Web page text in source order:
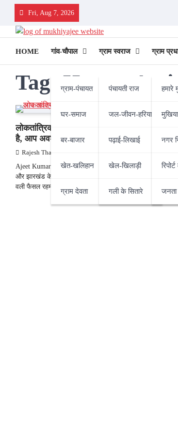
content
Fri, Aug 7, 2026
HOME गांव-चौपाल
ग्राम-पंचायत
घर-समाज
बर-बाजार
खेत-खलिहान
ग्राम देवता
ग्राम स्वराज
पंचायती राज
जल-जीवन-हरियाली
पढ़ाई-लिखाई
खेल-खिलाड़ी
गली के सितारे
ग्राम
हमारे
नगर
जनता
Tag:Hazrat
लोकतांत्रिक व्यवस्था में मतदान राष्ट्रीय कर्तव्य
है, आप अवश्य वोट डालें : हजरत अमीर शरीयत
Rajesh Thakur
Ajeet Kumar / Patna : इमारत-ए-शरिया, बिहार, ओडिशा
और झारखंड के अमीर-ए-शरीयत हजरत मौलाना सैयद अहमद
वली फैसल रहमानी ने…